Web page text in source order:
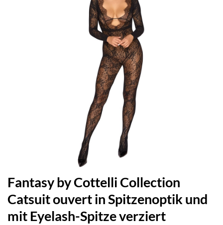
Fantasy by Cottelli Collection
Catsuit ouvert in Spitzenoptik und
mit Eyelash-Spitze verziert